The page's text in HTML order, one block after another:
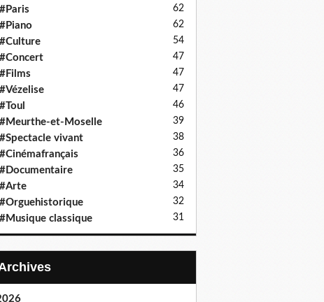
#Paris 62
#Piano 62
#Culture 54
#Concert 47
#Films 47
#Vézelise 47
#Toul 46
#Meurthe-et-Moselle 39
#Spectacle vivant 38
#Cinémafrançais 36
#Documentaire 35
#Arte 34
#Orguehistorique 32
#Musique classique 31
Archives